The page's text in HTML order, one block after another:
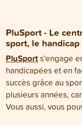
PluSport - Le
sport, le
PluSports'engage
handicapées et en
succès grâce au
plusieurs années,
Vous aussi, vous